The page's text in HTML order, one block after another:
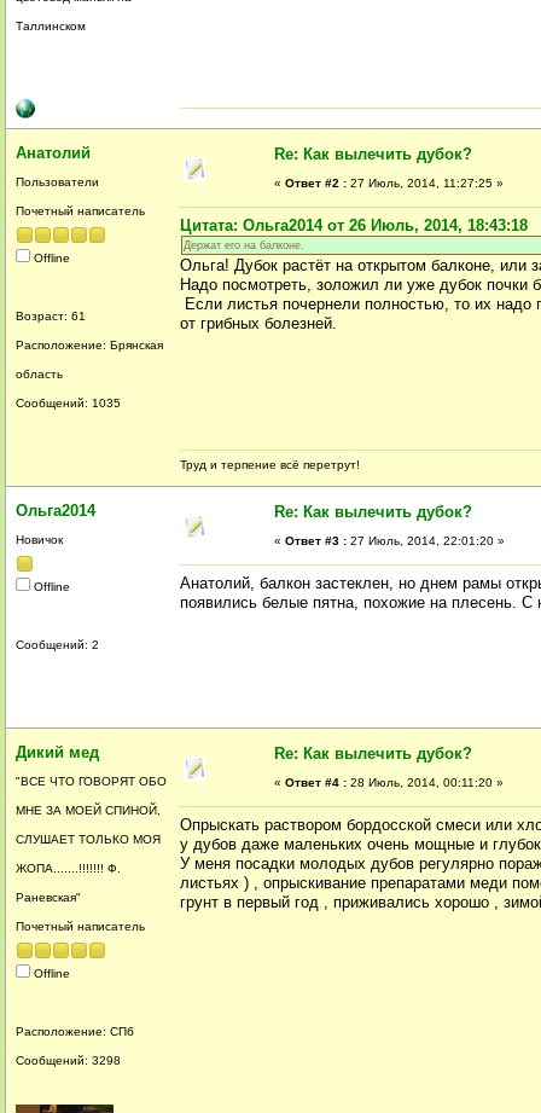
Таллинском
Анатолий
Пользователи
Почетный написатель
Offline
Возраст: 61
Расположение: Брянская
область
Сообщений: 1035
Re: Как вылечить дубок?
« Ответ #2 : 27 Июль, 2014, 11:27:25 »
Цитата: Ольга2014 от 26 Июль, 2014, 18:43:18
Держат его на балконе.
Ольга! Дубок растёт на открытом балконе, или
Надо посмотреть, золожил ли уже дубок почки
Если листья почернели полностью, то их надо
от грибных болезней.
Труд и терпение всё перетрут!
Ольга2014
Новичок
Offline
Сообщений: 2
Re: Как вылечить дубок?
« Ответ #3 : 27 Июль, 2014, 22:01:20 »
Анатолий, балкон застеклен, но днем рамы
появились белые пятна, похожие на плесень.
Дикий мед
"ВСЕ ЧТО ГОВОРЯТ ОБО
МНЕ ЗА МОЕЙ СПИНОЙ,
СЛУШАЕТ ТОЛЬКО МОЯ
ЖОПА.......!!!!!!! Ф.
Раневская"
Почетный написатель
Offline
Расположение: СПб
Сообщений: 3298
Re: Как вылечить дубок?
« Ответ #4 : 28 Июль, 2014, 00:11:20 »
Опрыскать раствором бордосской смеси или
у дубов даже маленьких очень мощные и
У меня посадки молодых дубов регулярно
листьях ) , опрыскивание препаратами меди
грунт в первый год , приживались хорошо ,